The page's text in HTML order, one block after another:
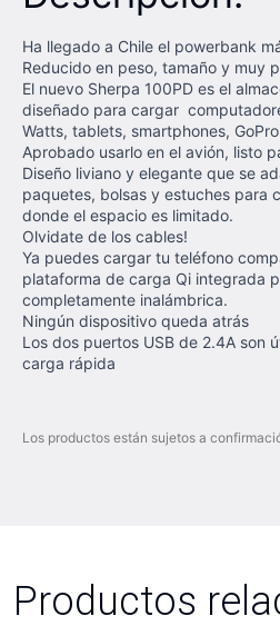
Ha llegado a Chile el powerbank
Reducido en peso, tamaño y muy
El nuevo Sherpa 100PD es el
diseñado para cargar
Watts, tablets, smartphones,
Aprobado usarlo en el avión, listo
Diseño liviano y elegante que se
paquetes, bolsas y estuches para
donde el espacio es limitado.
Olvidate de los cables!
Ya puedes cargar tu teléfono
plataforma de carga Qi integrada
completamente inalámbrica.
Ningún dispositivo queda atrás
Los dos puertos USB de 2.4A son
carga rápida
Los productos están sujetos a
Productos